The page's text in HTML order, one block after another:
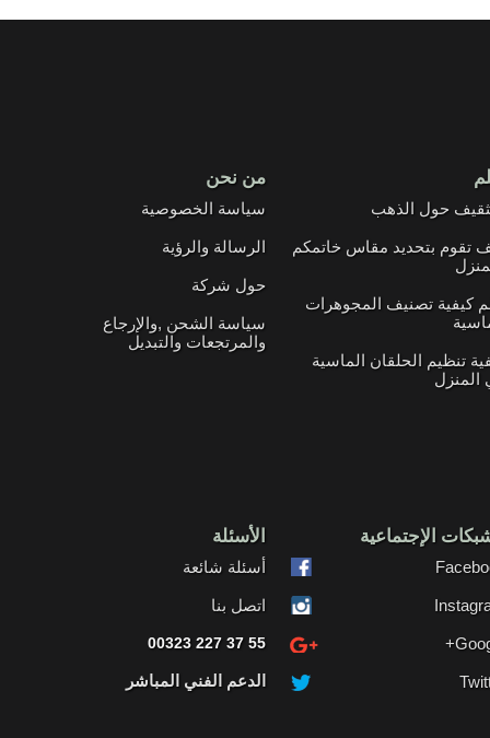
من نحن
سياسة الخصوصية
الرسالة والرؤية
حول شركة
سياسة الشحن ,والإرجاع
والمرتجعات والتبديل
حول الذهب
تقوم بتحديد مقاس خاتمكم
كيفية تصنيف المجوهرات
تنظيم الحلقان الماسية
المنزل
الأسئلة
أسئلة شائعة
اتصل بنا
00323 227 37 55
الدعم الفني المباشر
الإجتماعية